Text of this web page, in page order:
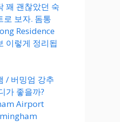
꽤 괜찮았던 숙
로 보자. 돔통
Residence
이렇게 정리됩
/ 버밍엄 강추
가 좋을까?
Airport